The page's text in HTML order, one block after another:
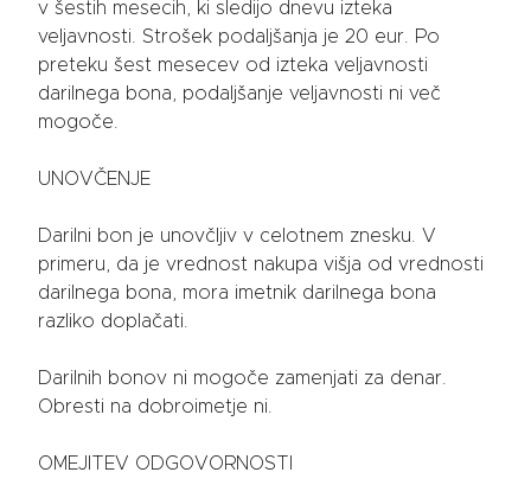
v šestih mesecih, ki sledijo dnevu izteka
veljavnosti. Strošek podaljšanja je 20 eur. Po
preteku šest mesecev od izteka veljavnosti
darilnega bona, podaljšanje veljavnosti ni več
mogoče.
UNOVČENJE
Darilni bon je unovčljiv v celotnem znesku. V
primeru, da je vrednost nakupa višja od vrednosti
darilnega bona, mora imetnik darilnega bona
razliko doplačati.
Darilnih bonov ni mogoče zamenjati za denar.
Obresti na dobroimetje ni.
OMEJITEV ODGOVORNOSTI